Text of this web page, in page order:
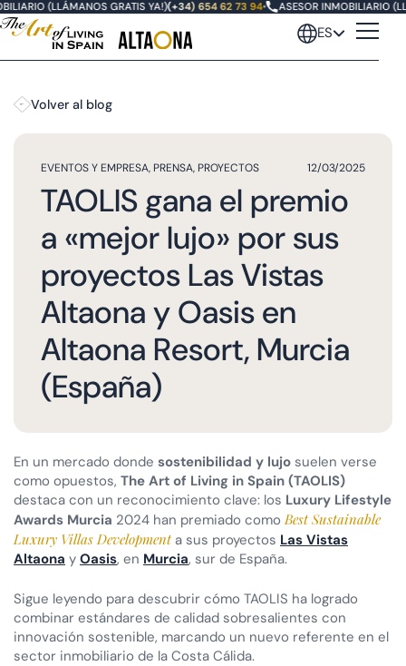
(LLÁMANOS GRATIS YA!)(+34) 654 62 73 94• ASESOR INMOBILIARIO
ES
Volver al blog
EVENTOS Y EMPRESA, PRENSA, PROYECTOS 12/03/2025
TAOLIS gana el premio
a «mejor lujo» por sus
proyectos Las Vistas
Altaona y Oasis en
Altaona Resort, Murcia
(España)
En un mercado donde sostenibilidad y lujo suelen verse
como opuestos, The Art of Living in Spain (TAOLIS)
destaca con un reconocimiento clave: los Luxury Lifestyle
Awards Murcia 2024 han premiado comoBest Sustainable
Luxury Villas Developmenta sus proyectos Las Vistas
Altaona y Oasis, en Murcia, sur de España.
Sigue leyendo para descubrir cómo TAOLIS ha logrado
combinar estándares de calidad sobresalientes con
innovación sostenible, marcando un nuevo referente en el
sector inmobiliario de la Costa Cálida.